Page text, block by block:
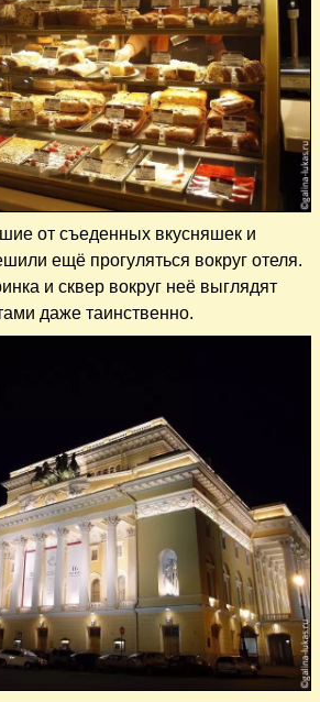
от съеденных вкусняшек и
ещё прогуляться вокруг отеля.
и сквер вокруг неё выглядят
даже таинственно.